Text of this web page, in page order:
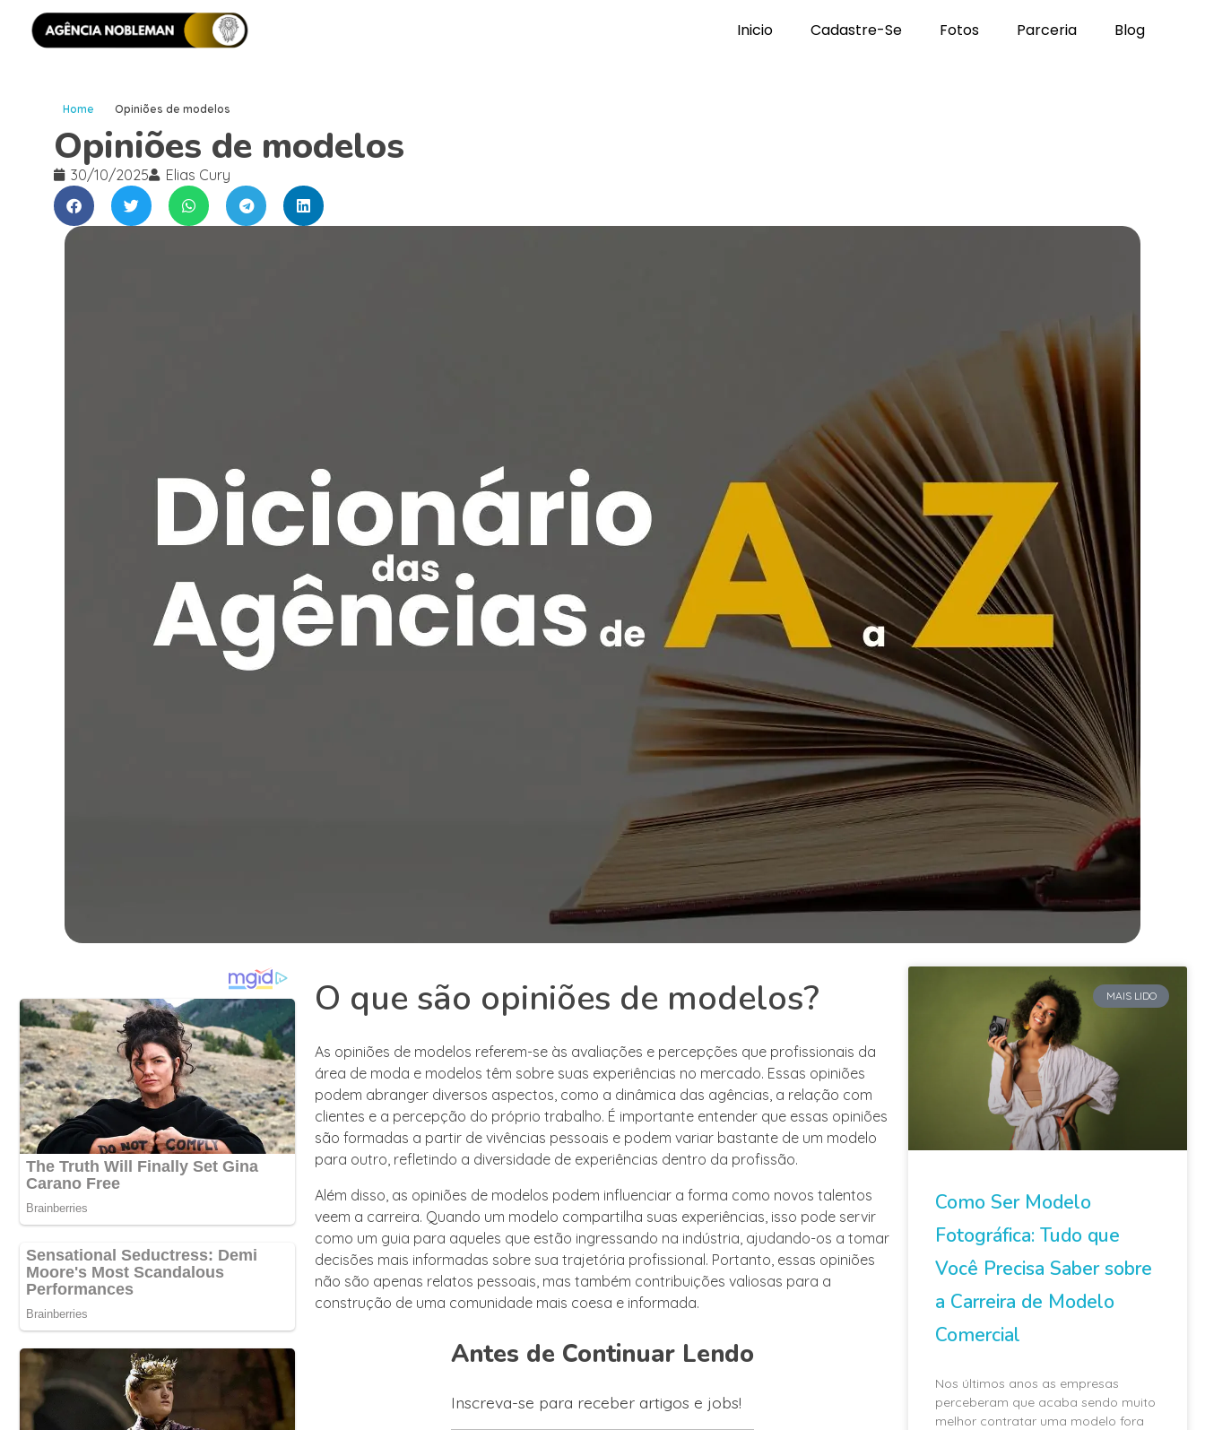
Inicio Cadastre-Se Fotos Parceria Blog
Home Opiniões de modelos
Opiniões de modelos
30/10/2025 Elias Cury
O que são opiniões de modelos?
As opiniões de modelos referem-se às avaliações e percepções que profissionais da
área de moda e modelos têm sobre suas experiências no mercado. Essas opiniões
podem abranger diversos aspectos, como a dinâmica das agências, a relação com
clientes e a percepção do próprio trabalho. É importante entender que essas opiniões
são formadas a partir de vivências pessoais e podem variar bastante de um modelo
para outro, refletindo a diversidade de experiências dentro da profissão.
Além disso, as opiniões de modelos podem influenciar a forma como novos talentos
veem a carreira. Quando um modelo compartilha suas experiências, isso pode servir
como um guia para aqueles que estão ingressando na indústria, ajudando-os a tomar
decisões mais informadas sobre sua trajetória profissional. Portanto, essas opiniões
não são apenas relatos pessoais, mas também contribuições valiosas para a
construção de uma comunidade mais coesa e informada.
Antes de Continuar Lendo
Inscreva-se para receber artigos e jobs!
MAIS LIDO
Como Ser Modelo
Fotográfica: Tudo que
Você Precisa Saber sobre
a Carreira de Modelo
Comercial
Nos últimos anos as empresas
perceberam que acaba sendo muito
melhor contratar uma modelo fora